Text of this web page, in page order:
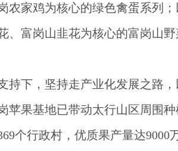
农家鸡为核心的绿色禽蛋系列
、富岗山韭花为核心的富岗山
持下，坚持走产业化发展之路
苹果基地已带动太行山区周围
个行政村，优质果产量达9000